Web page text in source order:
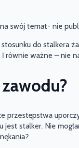
swój temat- nie
do stalkera
równie ważne – nie
przestępstwa
stalker. Nie